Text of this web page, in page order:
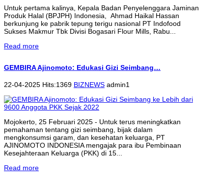
Untuk pertama kalinya, Kepala Badan Penyelenggara Jaminan
Produk Halal (BPJPH) Indonesia, Ahmad Haikal Hassan
berkunjung ke pabrik tepung terigu nasional PT Indofood
Sukses Makmur Tbk Divisi Bogasari Flour Mills, Rabu...
Read more
GEMBIRA Ajinomoto: Edukasi Gizi Seimbang…
22-04-2025 Hits:1369 BIZNEWS admin1
Mojokerto, 25 Februari 2025 - Untuk terus meningkatkan
pemahaman tentang gizi seimbang, bijak dalam
mengkonsumsi garam, dan kesehatan keluarga, PT
AJINOMOTO INDONESIA mengajak para ibu Pembinaan
Kesejahteraan Keluarga (PKK) di 15...
Read more